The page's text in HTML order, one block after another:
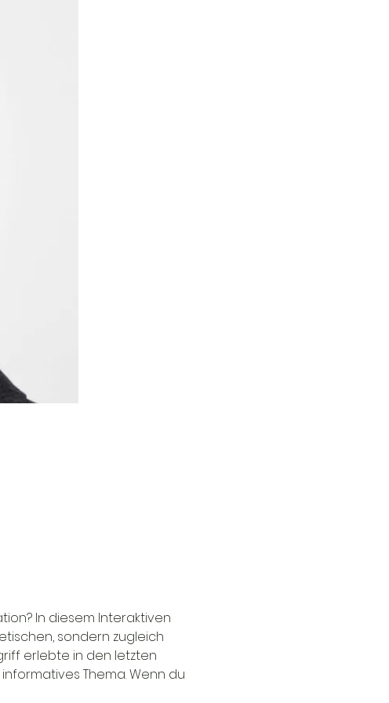
In diesem Interaktiven
sondern zugleich
erlebte in den letzten
Thema. Wenn du